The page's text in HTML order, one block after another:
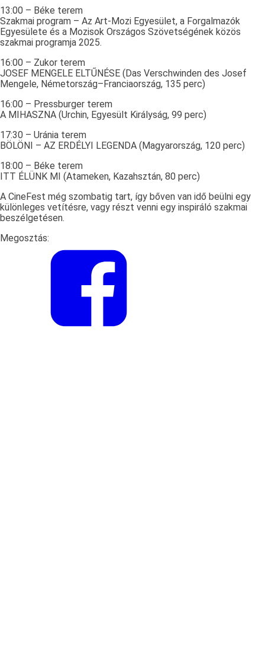
13:00 – Béke terem
Szakmai program – Az Art-Mozi Egyesület, a Forgalmazók
Egyesülete és a Mozisok Országos Szövetségének közös
szakmai programja 2025.
16:00 – Zukor terem
JOSEF MENGELE ELTŰNÉSE (Das Verschwinden des Josef
Mengele, Németország–Franciaország, 135 perc)
16:00 – Pressburger terem
A MIHASZNA (Urchin, Egyesült Királyság, 99 perc)
17:30 – Uránia terem
BÖLÖNI – AZ ERDÉLYI LEGENDA (Magyarország, 120 perc)
18:00 – Béke terem
ITT ÉLÜNK MI (Atameken, Kazahsztán, 80 perc)
A CineFest még szombatig tart, így bőven van idő beülni egy
különleges vetítésre, vagy részt venni egy inspiráló szakmai
beszélgetésen.
Megosztás: